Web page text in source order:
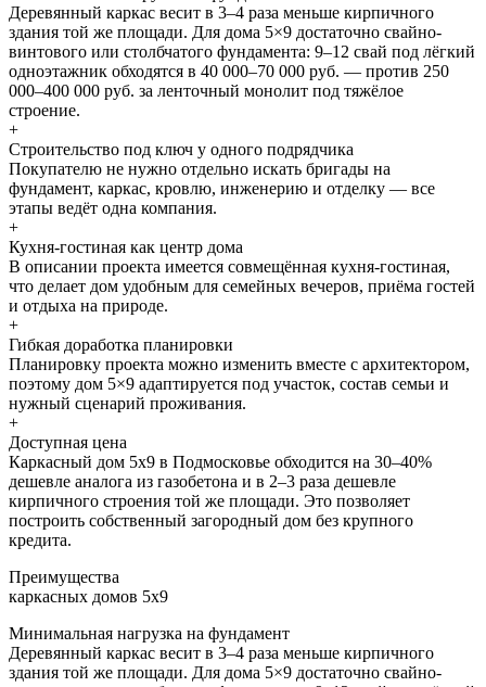
Деревянный каркас весит в 3–4 раза меньше кирпичного
здания той же площади. Для дома 5×9 достаточно свайно-
винтового или столбчатого фундамента: 9–12 свай под лёгкий
одноэтажник обходятся в 40 000–70 000 руб. — против 250
000–400 000 руб. за ленточный монолит под тяжёлое
строение.
+
Строительство под ключ у одного подрядчика
Покупателю не нужно отдельно искать бригады на
фундамент, каркас, кровлю, инженерию и отделку — все
этапы ведёт одна компания.
+
Кухня-гостиная как центр дома
В описании проекта имеется совмещённая кухня-гостиная,
что делает дом удобным для семейных вечеров, приёма гостей
и отдыха на природе.
+
Гибкая доработка планировки
Планировку проекта можно изменить вместе с архитектором,
поэтому дом 5×9 адаптируется под участок, состав семьи и
нужный сценарий проживания.
+
Доступная цена
Каркасный дом 5х9 в Подмосковье обходится на 30–40%
дешевле аналога из газобетона и в 2–3 раза дешевле
кирпичного строения той же площади. Это позволяет
построить собственный загородный дом без крупного
кредита.
Преимущества
каркасных домов 5х9
Минимальная нагрузка на фундамент
Деревянный каркас весит в 3–4 раза меньше кирпичного
здания той же площади. Для дома 5×9 достаточно свайно-